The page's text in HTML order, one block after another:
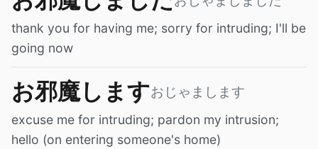
thank you for having me; sorry for intruding; I'll be
going now
お邪魔しますおじゃまします
excuse me for intruding; pardon my intrusion;
hello (on entering someone's home)